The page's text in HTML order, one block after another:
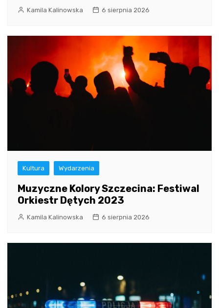
Kamila Kalinowska 6 sierpnia 2026
Kultura Wydarzenia
Muzyczne Kolory Szczecina: Festiwal
Orkiestr Dętych 2023
Kamila Kalinowska 6 sierpnia 2026